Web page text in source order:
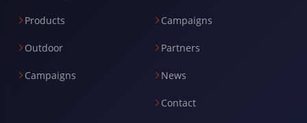
Products
Outdoor
Campaigns
Campaigns
Partners
News
Contact